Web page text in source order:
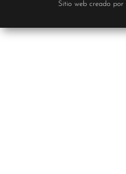
Sitio web creado por